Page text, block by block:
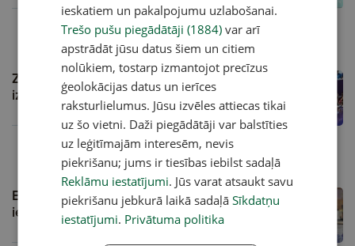
31.07.2024, 17:13
Zēbolds olimpisko spēļu BMX frīstailā
izcīna astoto vietu
31.07.2024, 00:00
BMX frīstailists Zēbolds caur adatas aci
iekļūst olimpiskajā finālā
ieskatiem un pakalpojumu uzlabošanai.
Trešo pušu piegādātāji (1884) var arī
apstrādāt jūsu datus šiem un citiem
nolūkiem, tostarp izmantojot precīzus
ģeolokācijas datus un ierīces
raksturlielumus. Jūsu izvēles attiecas tikai
uz šo vietni. Daži piegādātāji var balstīties
uz leģitīmajām interesēm, nevis
piekrišanu; jums ir tiesības iebilst sadaļā
Reklāmu iestatījumi. Jūs varat atsaukt savu
piekrišanu jebkurā laikā sadaļāSīkdatņu
iestatījumi. Privātuma politika